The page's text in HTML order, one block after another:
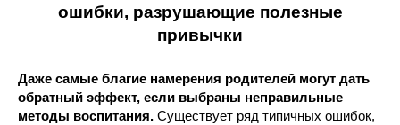
ошибки, разрушающие полезные
привычки
Даже самые благие намерения родителей могут дать
обратный эффект, если выбраны неправильные
методы воспитания. Существует ряд типичных ошибок,